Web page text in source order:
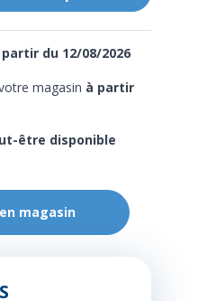
magasin à partir
partir du 12/08/2026
être disponible
magasin